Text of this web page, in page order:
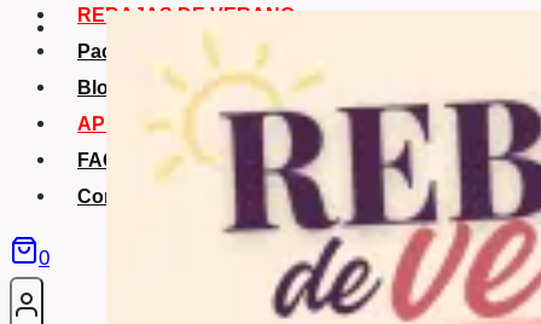
REBAJAS DE VERANO
Packs Verano
Blog
APP La Tribu
FAQS
Contacto
0